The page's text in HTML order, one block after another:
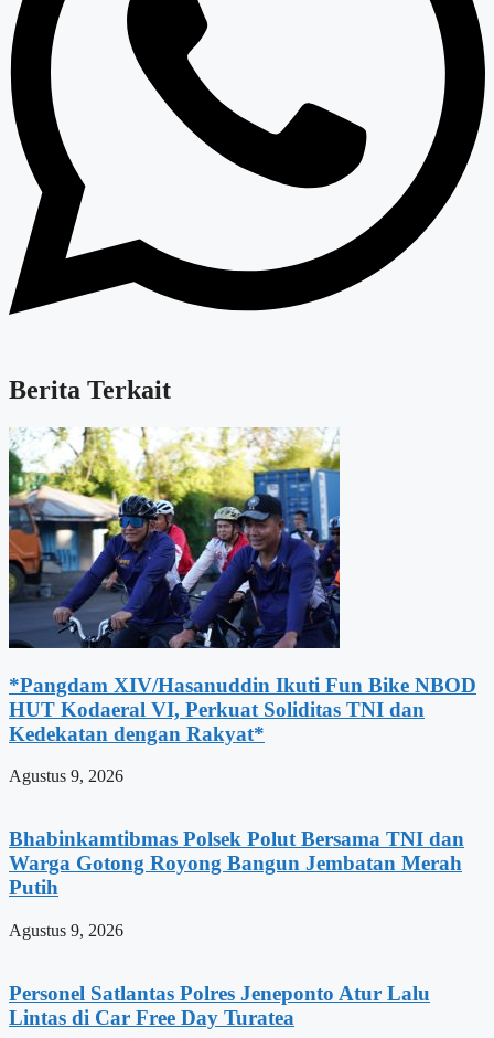
Berita Terkait
*Pangdam XIV/Hasanuddin Ikuti Fun Bike NBOD
HUT Kodaeral VI, Perkuat Soliditas TNI dan
Kedekatan dengan Rakyat*
Agustus 9, 2026
Bhabinkamtibmas Polsek Polut Bersama TNI dan
Warga Gotong Royong Bangun Jembatan Merah
Putih
Agustus 9, 2026
Personel Satlantas Polres Jeneponto Atur Lalu
Lintas di Car Free Day Turatea